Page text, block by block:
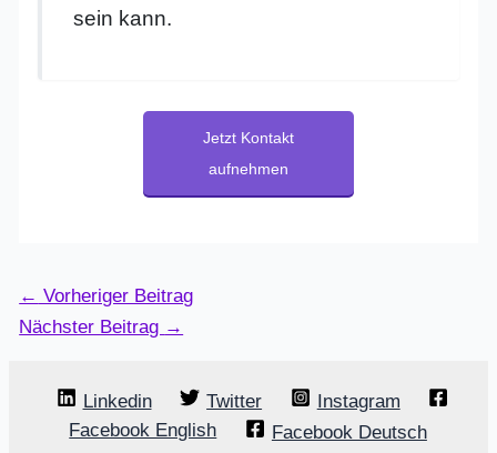
sein kann.
Jetzt Kontakt
aufnehmen
← Vorheriger Beitrag
Nächster Beitrag →
Linkedin Twitter
Instagram
Facebook English
Facebook Deutsch